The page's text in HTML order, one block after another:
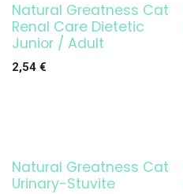
Natural Greatness Cat
Renal Care Dietetic
Junior / Adult
2,54 €
Natural Greatness Cat
Urinary-Stuvite